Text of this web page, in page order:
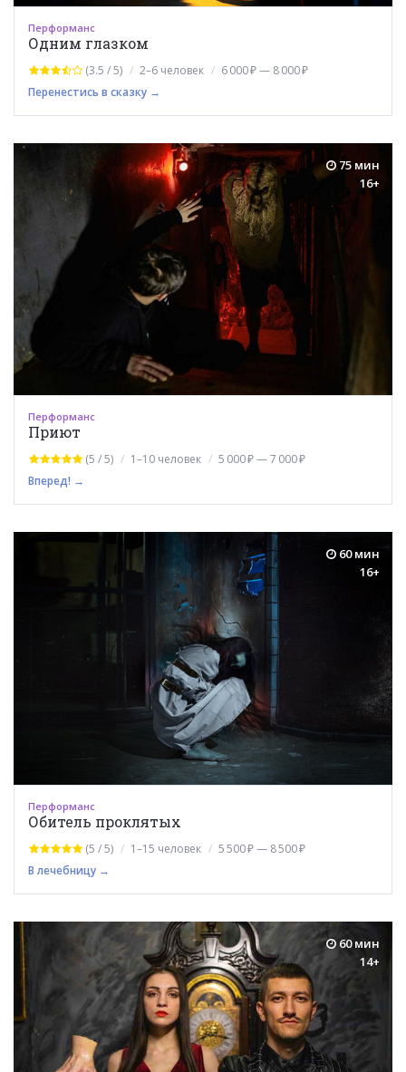
Перформанс
Одним глазком
(3.5 / 5) 2–6 человек
6 000 ₽ — 8 000 ₽
Перенестись в сказку →
75 мин
16+
Перформанс
Приют
(5 / 5) 1–10 человек
5 000 ₽ — 7 000 ₽
Вперед! →
60 мин
16+
Перформанс
Обитель проклятых
(5 / 5) 1–15 человек
5 500 ₽ — 8 500 ₽
В лечебницу →
60 мин
14+